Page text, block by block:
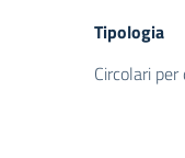
Tipologia
Circolari